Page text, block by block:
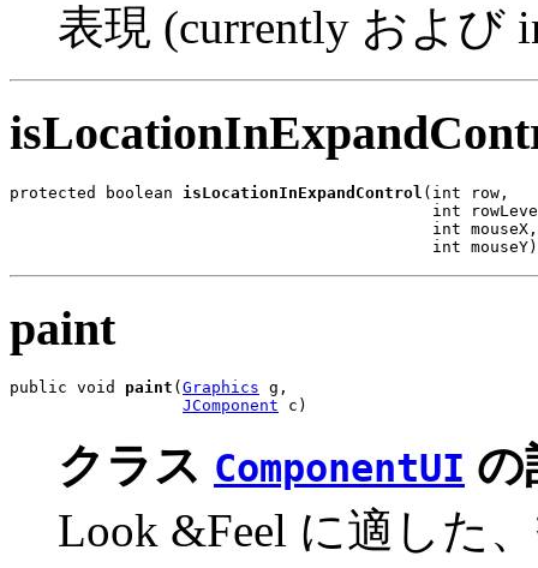
表現 (currently および
protected boolean isLocationInExpandControl (int row,
int
                                            int mouseX,
                                            int mouseY)
paint
public void paint ( Graphics g,
JComponent c)
クラス ComponentUI の
Look &Feel に適した